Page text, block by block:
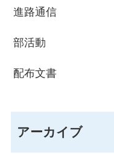
進路通信
部活動
配布文書
アーカイブ